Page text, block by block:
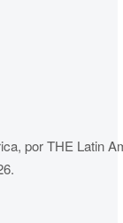
por THE Latin